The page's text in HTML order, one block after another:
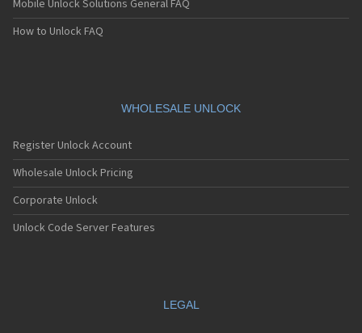
Sagem MC939
Sagem MC940
Sagem MC942
Sagem MC956
Sagem MC959
Sagem MC959 R
Sagem MU2005
Sagem MW-X1
Sagem MW3020
Sagem MW3022
Mobile Unlock Solutions General FAQ
How to Unlock FAQ
WHOLESALE UNLOCK
Register Unlock Account
Wholesale Unlock Pricing
Corporate Unlock
Unlock Code Server Features
LEGAL